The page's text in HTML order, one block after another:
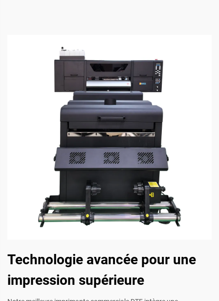
Technologie avancée pour une
impression supérieure